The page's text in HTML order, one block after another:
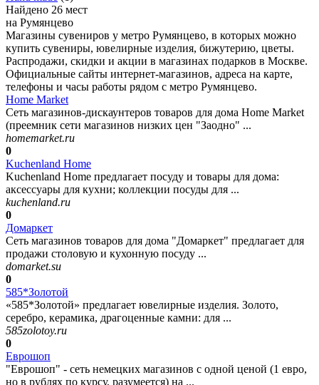
Найдено 26 мест
на Румянцево
Магазины сувениров у метро Румянцево, в которых можно
купить сувениры, ювелирные изделия, бижутерию, цветы.
Распродажи, скидки и акции в магазинах подарков в Москве.
Официальные сайты интернет-магазинов, адреса на карте,
телефоны и часы работы рядом с метро Румянцево.
Home Market
Сеть магазинов-дискаунтеров товаров для дома Home Market
(преемник сети магазинов низких цен "Заодно" ...
homemarket.ru
0
Kuchenland Home
Kuchenland Home предлагает посуду и товары для дома:
аксессуары для кухни; коллекции посуды для ...
kuchenland.ru
0
Домаркет
Сеть магазинов товаров для дома "Домаркет" предлагает для
продажи столовую и кухонную посуду ...
domarket.su
0
585*Золотой
«585*Золотой» предлагает ювелирные изделия. Золото,
серебро, керамика, драгоценные камни: для ...
585zolotoy.ru
0
Еврошоп
"Еврошоп" - сеть немецких магазинов с одной ценой (1 евро,
но в рублях по курсу, разумеется) на ...